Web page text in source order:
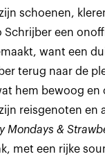
schoenen,
een
want een
terug naar de
hem bewoog en
reisgenoten en
Mondays &
met een rijke